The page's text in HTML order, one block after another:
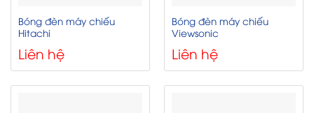
Bóng đèn máy chiếu
Hitachi
Liên hệ
Bóng đèn máy chiếu
Viewsonic
Liên hệ